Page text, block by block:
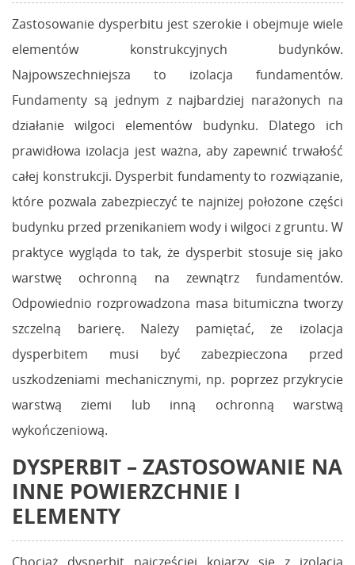
Zastosowanie dysperbitu jest szerokie i obejmuje wiele
elementów konstrukcyjnych budynków.
Najpowszechniejsza to izolacja fundamentów.
Fundamenty są jednym z najbardziej narażonych na
działanie wilgoci elementów budynku. Dlatego ich
prawidłowa izolacja jest ważna, aby zapewnić trwałość
całej konstrukcji. Dysperbit fundamenty to rozwiązanie,
które pozwala zabezpieczyć te najniżej położone części
budynku przed przenikaniem wody i wilgoci z gruntu. W
praktyce wygląda to tak, że dysperbit stosuje się jako
warstwę ochronną na zewnątrz fundamentów.
Odpowiednio rozprowadzona masa bitumiczna tworzy
szczelną barierę. Należy pamiętać, że izolacja
dysperbitem musi być zabezpieczona przed
uszkodzeniami mechanicznymi, np. poprzez przykrycie
warstwą ziemi lub inną ochronną warstwą
wykończeniową.
DYSPERBIT – ZASTOSOWANIE NA
INNE POWIERZCHNIE I
ELEMENTY